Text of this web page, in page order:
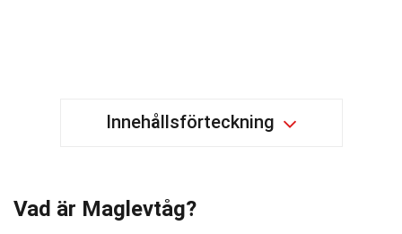
Innehållsförteckning
Vad är Maglevtåg?